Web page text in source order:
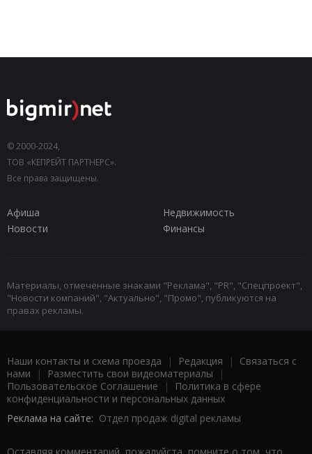
© 2000-2024,
ТОВ «КЕПРЕЙТ ПАРТНЕРС».
Все права защищены.
Афиша
Недвижимость
Новости
Финансы
Материалы, отмеченные знаками "Реклама", "PR", "Спецпроект",
"Новости компаний", "Актуально", "Промо", публикуются на
правах рекламы.
Наши контакты и схема проезда | Редакция | Связаться с
нами | Разместить свои видеоматериалы |
Пользовательское Соглашение |
Политика в сфере
конфиденциальности и персональных данных
Реклама на сайте: Отдел продаж digital рекламы